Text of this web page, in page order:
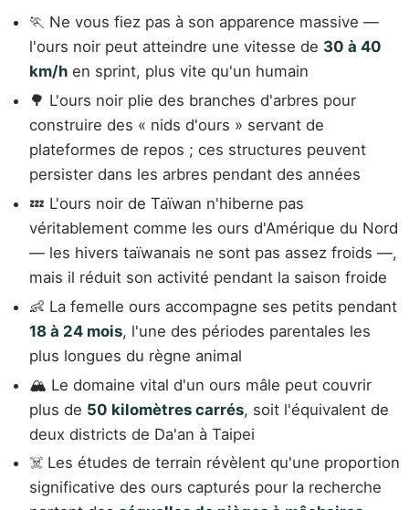
🏃 Ne vous fiez pas à son apparence massive —
l'ours noir peut atteindre une vitesse de 30 à 40
km/h en sprint, plus vite qu'un humain
🌳 L'ours noir plie des branches d'arbres pour
construire des « nids d'ours » servant de
plateformes de repos ; ces structures peuvent
persister dans les arbres pendant des années
💤 L'ours noir de Taïwan n'hiberne pas
véritablement comme les ours d'Amérique du Nord
— les hivers taïwanais ne sont pas assez froids —,
mais il réduit son activité pendant la saison froide
👶 La femelle ours accompagne ses petits pendant
18 à 24 mois, l'une des périodes parentales les
plus longues du règne animal
🏔️ Le domaine vital d'un ours mâle peut couvrir
plus de 50 kilomètres carrés, soit l'équivalent de
deux districts de Da'an à Taipei
☠️ Les études de terrain révèlent qu'une proportion
significative des ours capturés pour la recherche